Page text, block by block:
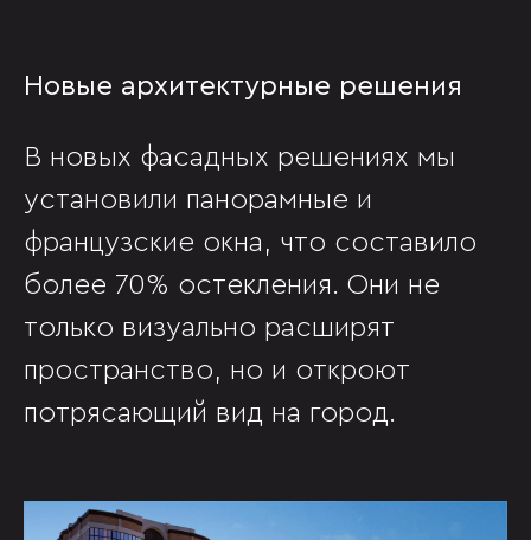
Новые архитектурные решения
В новых фасадных решениях мы
установили панорамные и
французские окна, что составило
более 70% остекления. Они не
только визуально расширят
пространство, но и откроют
потрясающий вид на город.